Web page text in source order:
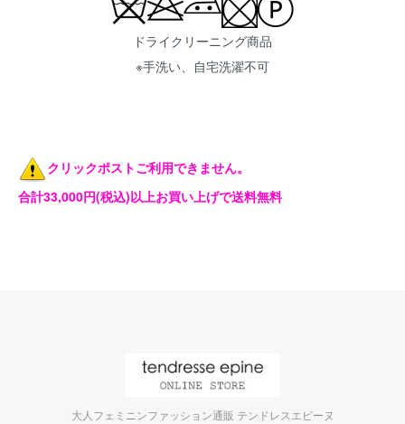
ドライクリーニング商品
※手洗い、自宅洗濯不可
クリックポストご利用できません。
合計33,000円(税込)以上お買い上げで送料無料
大人フェミニンファッション通販 テンドレスエピーヌ